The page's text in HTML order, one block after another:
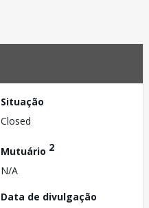
Situação
Closed
Mutuário 2
N/A
Data de divulgação